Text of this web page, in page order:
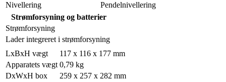
Nivellering
Pendelnivellering
Strømforsyning og batterier
Strømforsyning
Lader integreret i strømforsyning
LxBxH vægt
117 x 116 x 177 mm
Apparatets vægt 0,79 kg
DxWxH box
259 x 257 x 282 mm